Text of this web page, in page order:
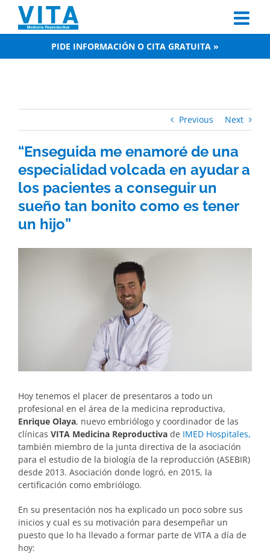
content
PIDE INFORMACIÓN O CITA GRATUITA »
Previous Next
“Enseguida me enamoré de una
especialidad volcada en ayudar a
los pacientes a conseguir un
sueño tan bonito como es tener
un hijo”
Hoy tenemos el placer de presentaros a todo un
profesional en el área de la medicina reproductiva,
Enrique Olaya, nuevo embriólogo y coordinador de las
clínicas VITA Medicina Reproductiva de IMED Hospitales,
también miembro de la junta directiva de la asociación
para el estudio de la biología de la reproducción (ASEBIR)
desde 2013. Asociación donde logró, en 2015, la
certificación como embriólogo.
En su presentación nos ha explicado un poco sobre sus
inicios y cual es su motivación para desempeñar un
puesto que lo ha llevado a formar parte de VITA a día de
hoy: